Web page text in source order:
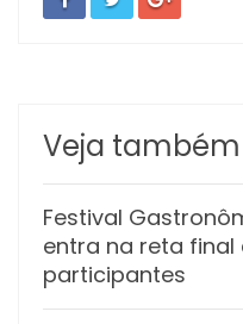
Veja também
Festival
entra na reta
participantes